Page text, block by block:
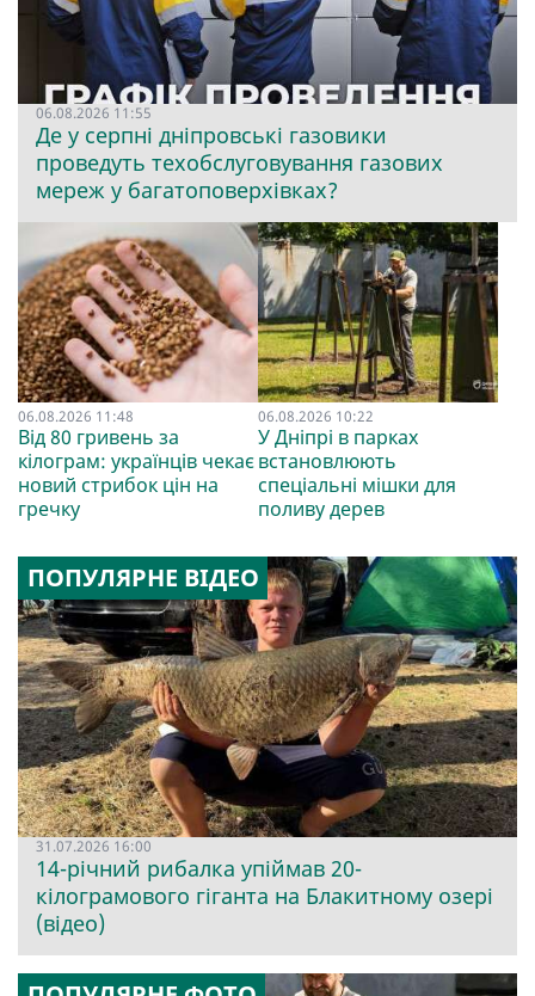
06.08.2026 11:55
Де у серпні дніпровські газовики
проведуть техобслуговування газових
мереж у багатоповерхівках?
06.08.2026 11:48
Від 80 гривень за
кілограм: українців чекає
новий стрибок цін на
гречку
06.08.2026 10:22
У Дніпрі в парках
встановлюють
спеціальні мішки для
поливу дерев
ПОПУЛЯРНЕ ВІДЕО
31.07.2026 16:00
14-річний рибалка упіймав 20-
кілограмового гіганта на Блакитному озері
(відео)